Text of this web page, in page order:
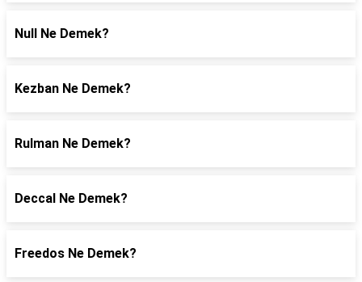
Null Ne Demek?
Kezban Ne Demek?
Rulman Ne Demek?
Deccal Ne Demek?
Freedos Ne Demek?